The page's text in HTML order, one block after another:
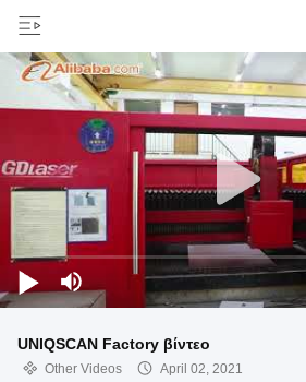
UNIQSCAN Factory βίντεο
Other Videos
April 02, 2021